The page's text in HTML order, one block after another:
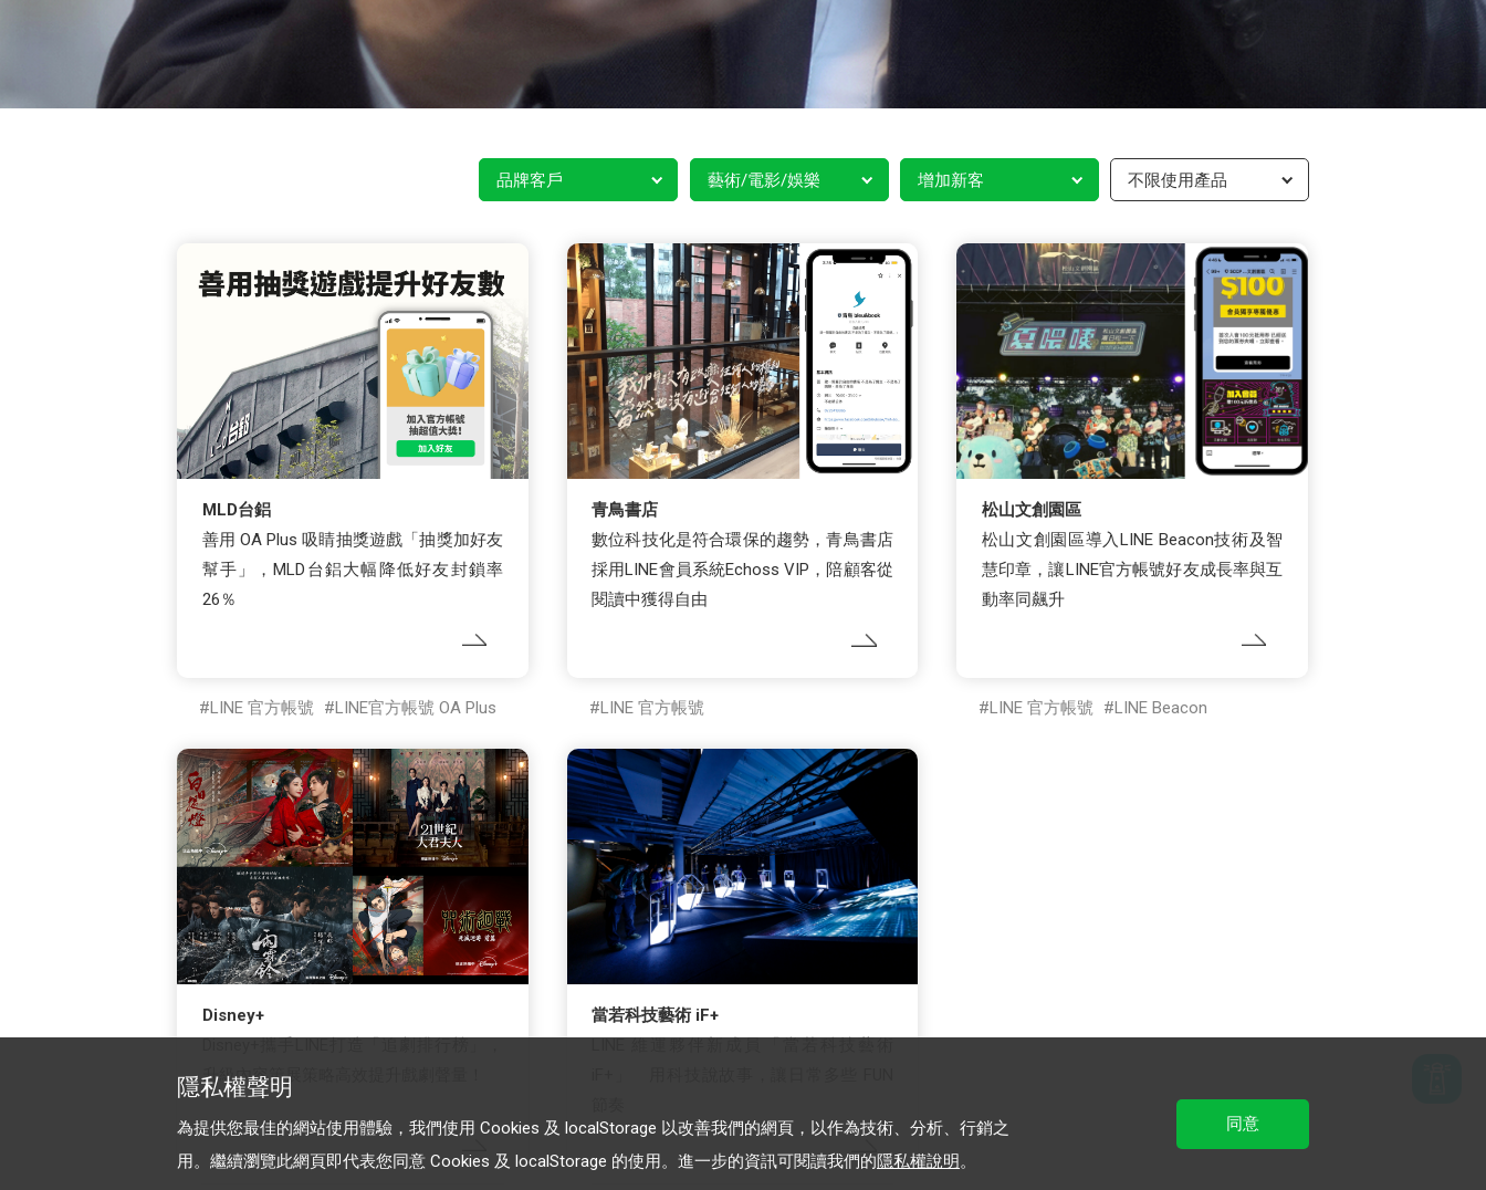
品牌客戶 藝術/電影/娛樂 增加新客 不限使用產品
MLD台鋁
善用 OA Plus 吸睛抽獎遊戲「抽獎加好友
幫手」，MLD台鋁大幅降低好友封鎖率
26％
LINE 官方帳號 LINE官方帳號 OA Plus
青鳥書店
數位科技化是符合環保的趨勢，青鳥書店
採用LINE會員系統Echoss VIP，陪顧客從
閱讀中獲得自由
LINE 官方帳號
松山文創園區
松山文創園區導入LINE Beacon技術及智
慧印章，讓LINE官方帳號好友成長率與互
動率同飆升
LINE 官方帳號 LINE Beacon
Disney+
升級內容策展策略高效提升戲劇聲量！
當若科技藝術 iF+
隱私權聲明
為提供您最佳的網站使用體驗，我們使用 Cookies 及 localStorage 以改善我們的網頁，以作為技術、分析、行銷之
用。繼續瀏覽此網頁即代表您同意 Cookies 及 localStorage 的使用。進一步的資訊可閱讀我們的隱私權說明。
同意